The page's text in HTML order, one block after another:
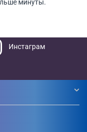
минуты.
Инстаграм